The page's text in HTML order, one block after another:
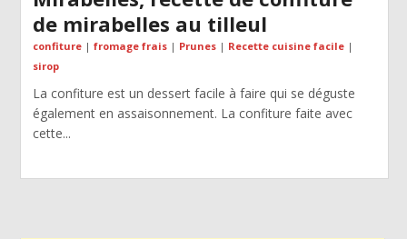
de mirabelles au tilleul
confiture| fromage frais| Prunes| Recette cuisine facile|
sirop
La confiture est un dessert facile à faire qui se déguste
également en assaisonnement. La confiture faite avec
cette...